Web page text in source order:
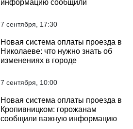
информацию сообщили
7 сентября, 17:30
Новая система оплаты проезда в
Николаеве: что нужно знать об
изменениях в городе
7 сентября, 10:00
Новая система оплаты проезда в
Кропивницком: горожанам
сообщили важную информацию